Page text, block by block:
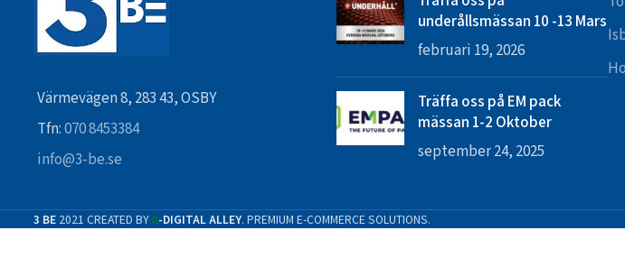
Värmevägen 8, 283 43, OSBY
Tfn:070 8453384
info@3-be.se
underållsmässan 10 -13 Mars
februari 19, 2026
Träffa oss på EM pack
mässan 1-2 Oktober
september 24, 2025
3 BE 2021 CREATED BY D-DIGITAL ALLEY. PREMIUM E-COMMERCE SOLUTIONS.